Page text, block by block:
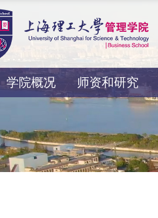
学院概况 师资和研究